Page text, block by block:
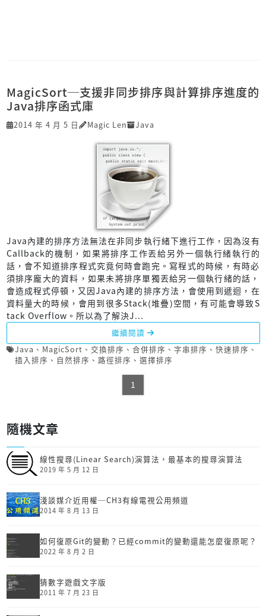
MagicSort─支援非同步排序與計算排序進度的
Java排序函式庫
2014 年 4 月 5 日 Magic Len Java
Java內建的排序方法無法在非同步執行緒下進行工作，因為沒有
Callback的機制，如果將排序工作丟給另外一個執行緒執行的
話，會不知道排序程式究竟何時會跑完。寫程式的時候，有時必
須排序龐大的資料，如果未將排序單獨丟給另一個執行緒的話，
會造成程式停頓，又因Java內建的排序方法，會使用到遞迴，在
資料量大的時候，會用到很多Stack(堆疊)空間，有可能會導致S
tack Overflow。所以為了解決J...
繼續閱讀
Java 、 MagicSort 、 交換排序 、 合併排序 、 字串排序 、 快速排序 、
插入排序 、 自然排序 、 路徑排序 、 選擇排序
1
隨機文章
線性搜尋(Linear Search)演算法，最基本的搜尋演算法
2019 年 5 月 12 日
淺談媒介近用權─CH3有線電視公用頻道
2014 年 8 月 13 日
如何復原Git的變動？已經commit的變動還能怎麼復原呢？
2022 年 8 月 2 日
猜數字遊戲文字版
2011 年 7 月 23 日